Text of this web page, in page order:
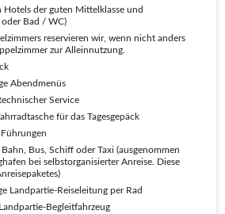
der guten Mittelklasse und
Bad / WC)
reservieren wir, wenn nicht anders
zur Alleinnutzung.
Abendmenüs
Service
für das Tagesgepäck
Bus, Schiff oder Taxi (ausgenommen
bei selbstorganisierter Anreise. Diese
Landpartie-Reiseleitung per Rad
Begleitfahrzeug